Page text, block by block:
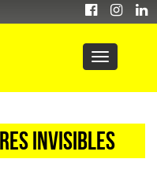
invisibles